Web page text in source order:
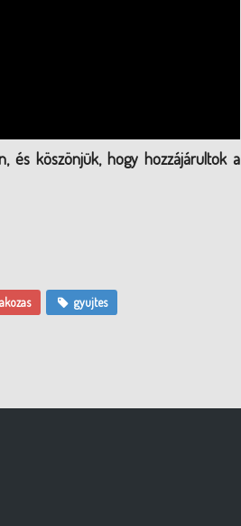
és köszönjük, hogy hozzájárultok a
gyujtes